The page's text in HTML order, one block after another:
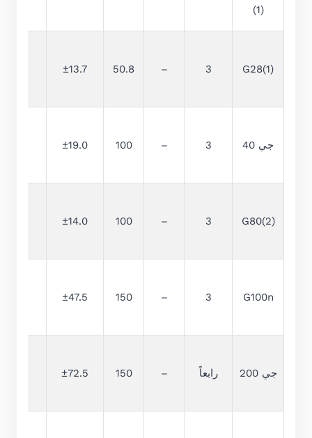
(1)
G28(1)
3
–
50.8
±13.7
جي 40 3
–
100
±19.0
G80(2)
3
–
100
±14.0
G100n
3
–
150
±47.5
جي 200 رابعاً –
150
±72.5